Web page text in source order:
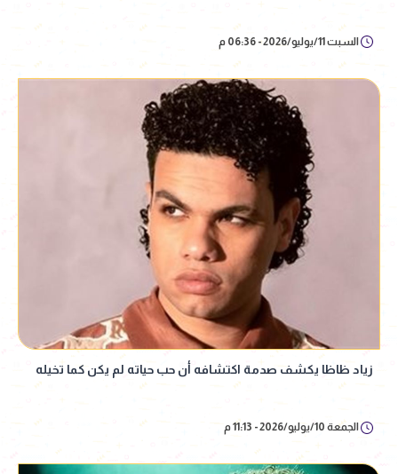
السبت 11/يوليو/2026 - 06:36 م
زياد ظاظا يكشف صدمة اكتشافه أن حب حياته لم يكن كما تخيله
الجمعة 10/يوليو/2026 - 11:13 م